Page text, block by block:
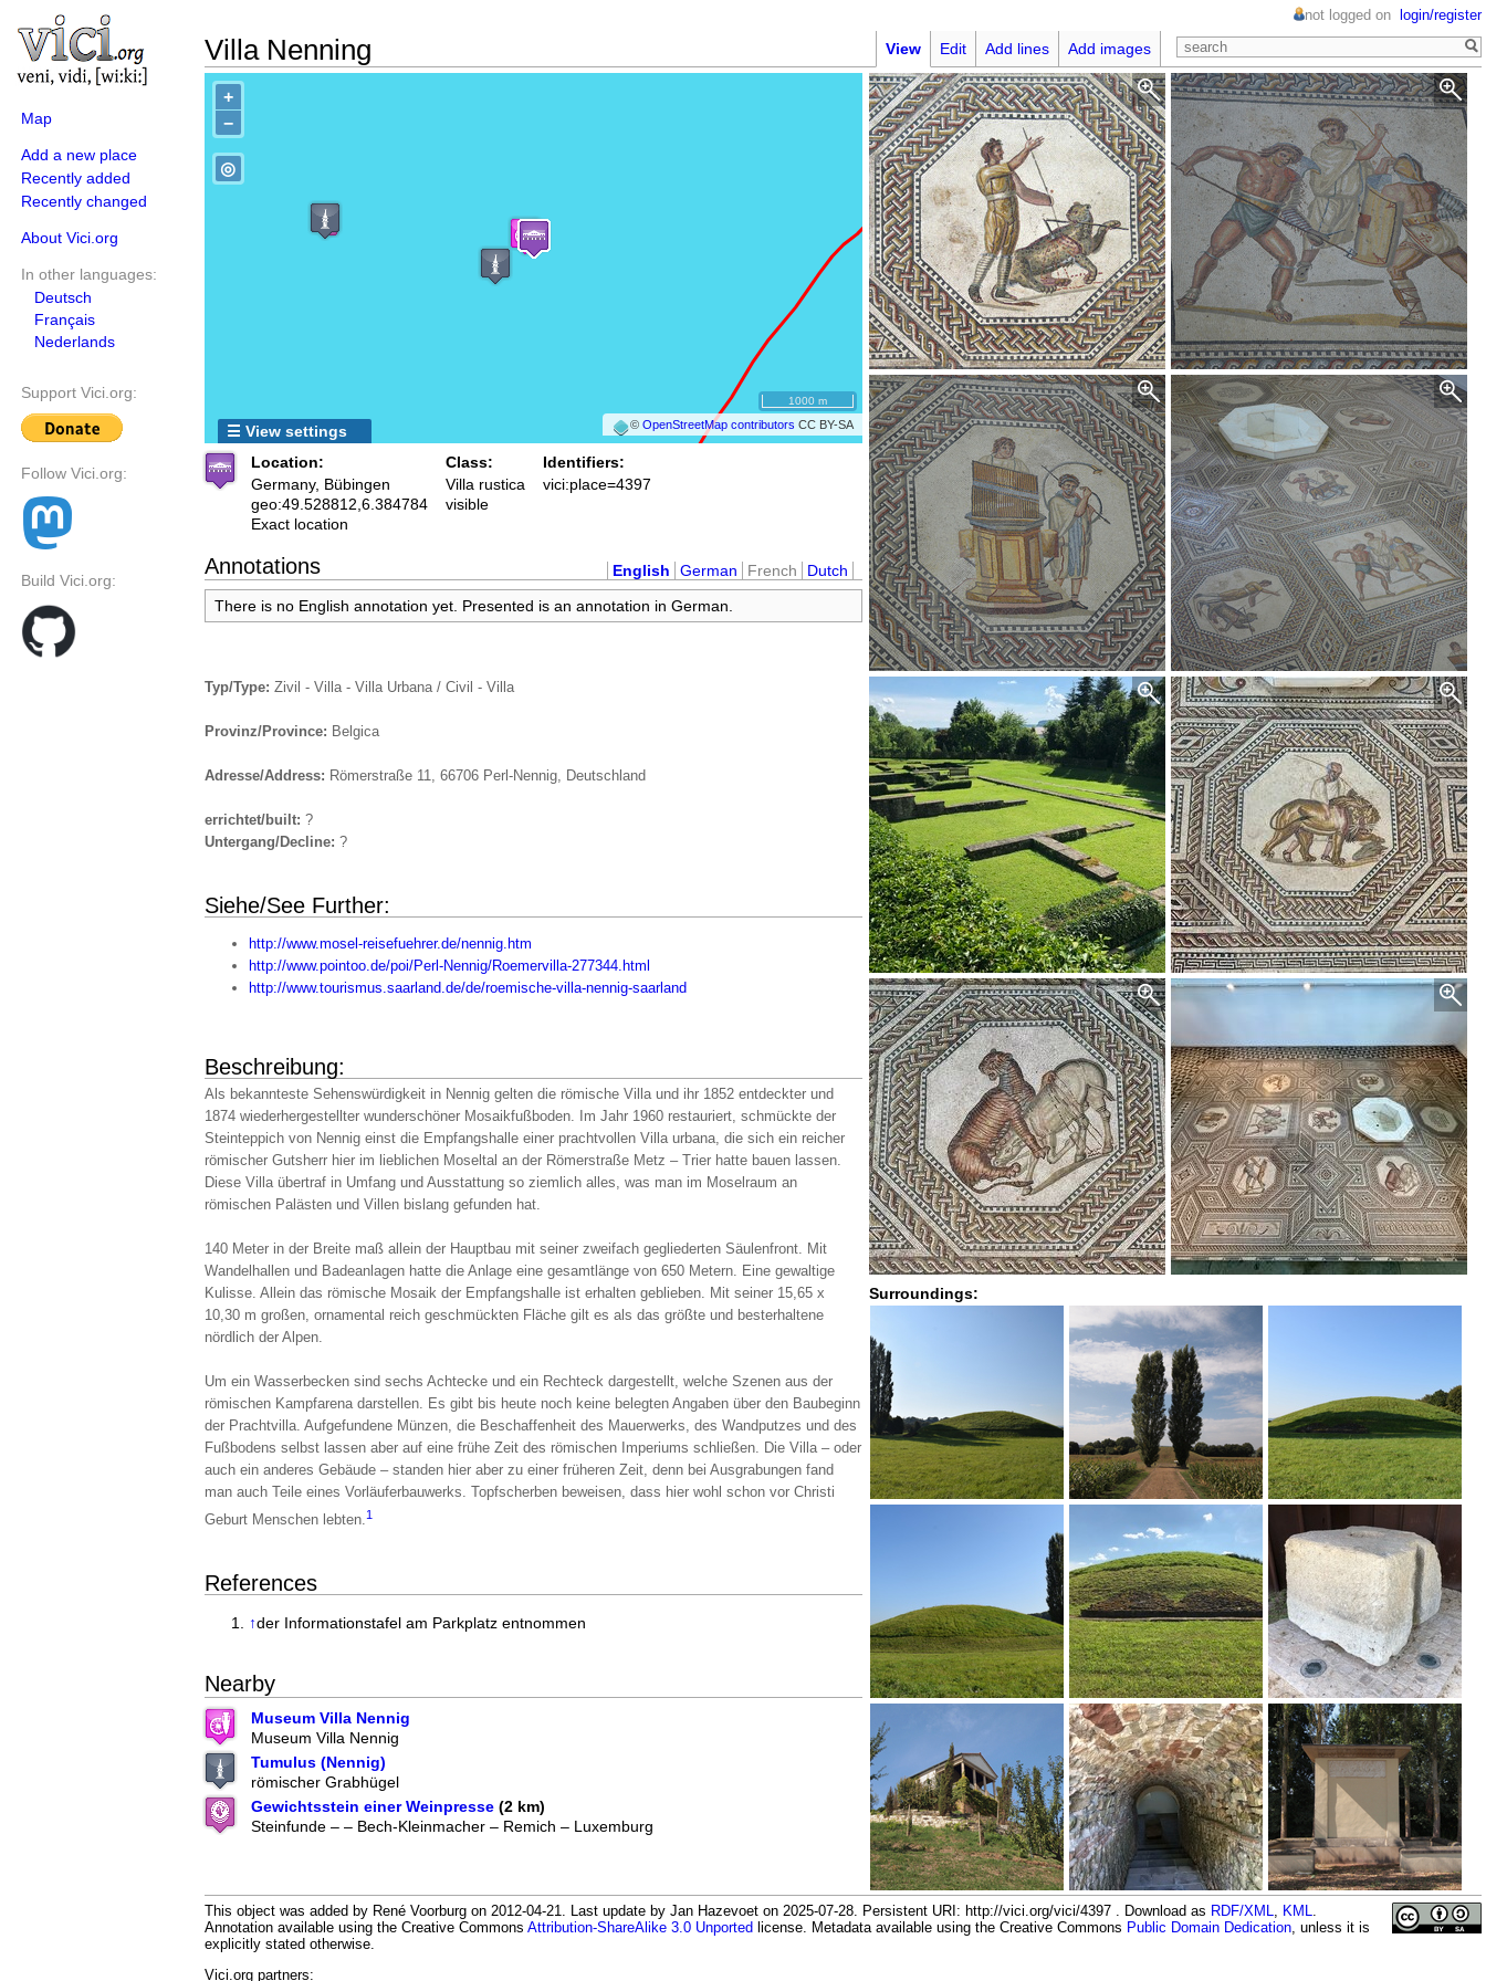
Map
Add a new place
Recently added
Recently changed
About Vici.org
In other languages:
Deutsch
Français
Nederlands
Support Vici.org:
Follow Vici.org:
Build Vici.org:
Villa Nenning
not logged on login/register
View Edit Add lines Add images
+
−
©OpenStreetMap contributors CC BY-SA
◎
1000 m
☰ View settings
Surroundings:
Location:
Germany, Bübingen
geo:49.528812,6.384784
Exact location
Class:
Villa rustica
visible
Identifiers:
vici:place=4397
Annotations English German French
Dutch
There is no English annotation yet. Presented is an annotation in German.
Typ/Type: Zivil - Villa - Villa Urbana / Civil - Villa
Provinz/Province: Belgica
Adresse/Address: Römerstraße 11, 66706 Perl-Nennig, Deutschland
errichtet/built: ?
Untergang/Decline: ?
Siehe/See Further:
http://www.mosel-reisefuehrer.de/nennig.htm
http://www.pointoo.de/poi/Perl-Nennig/Roemervilla-277344.html
http://www.tourismus.saarland.de/de/roemische-villa-nennig-saarland
Beschreibung:
Als bekannteste Sehenswürdigkeit in Nennig gelten die römische Villa und ihr 1852 entdeckter und
1874 wiederhergestellter wunderschöner Mosaikfußboden. Im Jahr 1960 restauriert, schmückte der
Steinteppich von Nennig einst die Empfangshalle einer prachtvollen Villa urbana, die sich ein reicher
römischer Gutsherr hier im lieblichen Moseltal an der Römerstraße Metz – Trier hatte bauen lassen.
Diese Villa übertraf in Umfang und Ausstattung so ziemlich alles, was man im Moselraum an
römischen Palästen und Villen bislang gefunden hat.
140 Meter in der Breite maß allein der Hauptbau mit seiner zweifach gegliederten Säulenfront. Mit
Wandelhallen und Badeanlagen hatte die Anlage eine gesamtlänge von 650 Metern. Eine gewaltige
Kulisse. Allein das römische Mosaik der Empfangshalle ist erhalten geblieben. Mit seiner 15,65 x
10,30 m großen, ornamental reich geschmückten Fläche gilt es als das größte und besterhaltene
nördlich der Alpen.
Um ein Wasserbecken sind sechs Achtecke und ein Rechteck dargestellt, welche Szenen aus der
römischen Kampfarena darstellen. Es gibt bis heute noch keine belegten Angaben über den Baubeginn
der Prachtvilla. Aufgefundene Münzen, die Beschaffenheit des Mauerwerks, des Wandputzes und des
Fußbodens selbst lassen aber auf eine frühe Zeit des römischen Imperiums schließen. Die Villa – oder
auch ein anderes Gebäude – standen hier aber zu einer früheren Zeit, denn bei Ausgrabungen fand
man auch Teile eines Vorläuferbauwerks. Topfscherben beweisen, dass hier wohl schon vor Christi
Geburt Menschen lebten.1
References
↑der Informationstafel am Parkplatz entnommen
Nearby
Museum Villa Nennig
Museum Villa Nennig
Tumulus (Nennig)
römischer Grabhügel
Gewichtsstein einer Weinpresse (2 km)
Steinfunde – – Bech-Kleinmacher – Remich – Luxemburg
This object was added by René Voorburg on 2012-04-21. Last update by Jan Hazevoet on 2025-07-28. Persistent URI: http://vici.org/vici/4397 . Download as RDF/XML, KML.
Annotation available using the Creative Commons Attribution-ShareAlike 3.0 Unported license. Metadata available using the Creative Commons Public Domain Dedication, unless it is
explicitly stated otherwise.
Vici.org partners: